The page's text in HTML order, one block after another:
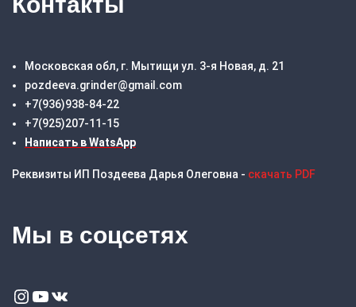
Московская обл, г. Мытищи ул. 3-я Новая, д. 21
pozdeeva.grinder@gmail.com
+7(936)938-84-22
+7(925)207-11-15
Написать в WatsApp
Реквизиты ИП Поздеева Дарья Олеговна - скачать PDF
Мы в соцсетях
Instagram
YouTube
VK